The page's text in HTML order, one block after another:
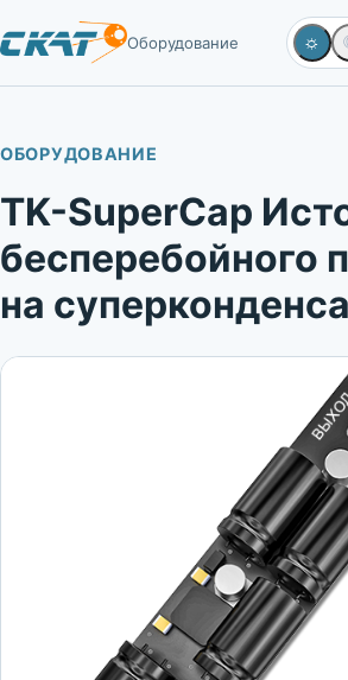
Оборудование ☼
ОБОРУДОВАНИЕ
TK-SuperCap
бесперебойного
на